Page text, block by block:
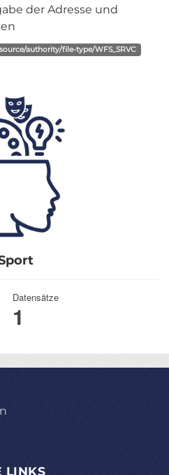
Datensätze
1
der Adresse und
authority/file-type/WFS_SRVC
LINKS